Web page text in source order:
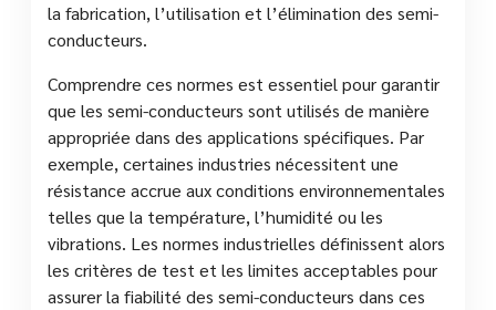
la fabrication, l’utilisation et l’élimination des semi-
conducteurs.
Comprendre ces normes est essentiel pour garantir
que les semi-conducteurs sont utilisés de manière
appropriée dans des applications spécifiques. Par
exemple, certaines industries nécessitent une
résistance accrue aux conditions environnementales
telles que la température, l’humidité ou les
vibrations. Les normes industrielles définissent alors
les critères de test et les limites acceptables pour
assurer la fiabilité des semi-conducteurs dans ces